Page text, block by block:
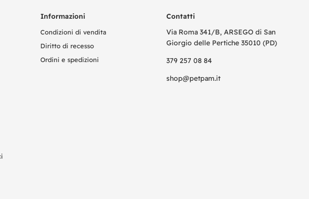
Informazioni
Condizioni di vendita
Diritto di recesso
Ordini e spedizioni
Contatti
Via Roma 341/B, ARSEGO di San
Giorgio delle Pertiche 35010 (PD)
379 257 08 84
shop@petpam.it